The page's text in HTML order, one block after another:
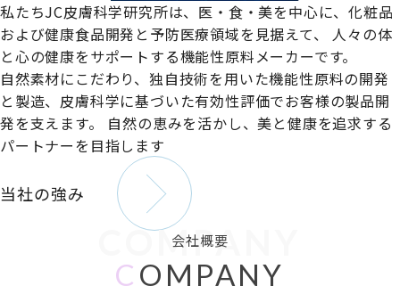
私たちJC皮膚科学研究所は、 医・食・美を中心に、化粧品
および健康食品開発と予防医療領域を見据えて、
人々の体
と心の健康をサポートする機能性原料メーカーです。
自然素材にこだわり、独自技術を用いた機能性原料の開発
と製造、皮膚科学に基づいた有効性評価でお客様の製品開
発を支えます。 自然の恵みを活かし、美と健康を追求する
パートナーを目指します
当社の強み
会社概要
COMPANY
C OMPANY